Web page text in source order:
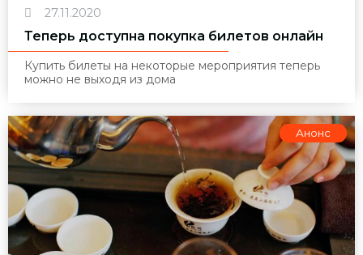
27.11.2020
Теперь доступна покупка билетов онлайн
Купить билеты на некоторые мероприятия теперь
можно не выходя из дома
Анонс